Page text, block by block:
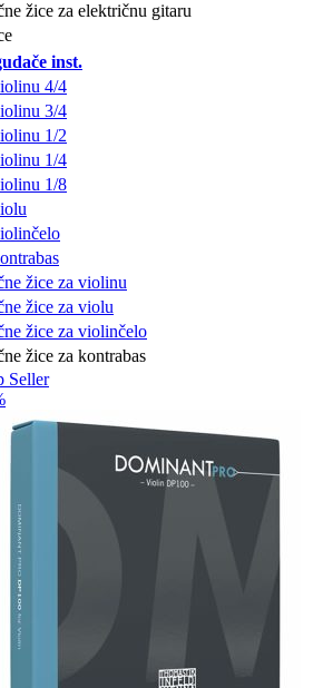
žice za električnu gitaru
inst.
4/4
3/4
1/2
1/4
1/8
žice za violinu
žice za violu
žice za violinčelo
žice za kontrabas
Seller